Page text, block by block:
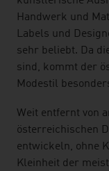
Handwerk und
Labels und
sehr beliebt. Da
sind, kommt der
Modestil
Weit entfernt von
österreichischen
entwickeln, ohne
Kleinheit der